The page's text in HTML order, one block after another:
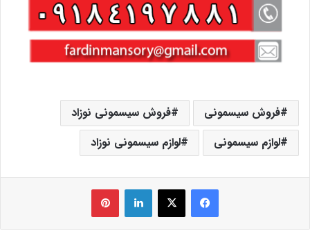
فروش سیسمونی
فروش سیسمونی نوزاد
لوازم سیسمونی
لوازم سیسمونی نوزاد
فیس بوک X لینکدین ‫پین‌ترست